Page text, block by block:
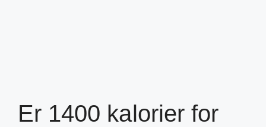
Er 1400 kalorier for